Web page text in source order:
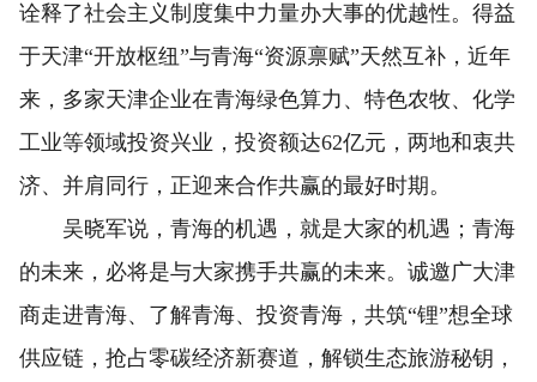
诠释了社会主义制度集中力量办大事的优越性。得益
于天津“开放枢纽”与青海“资源禀赋”天然互补，近年
来，多家天津企业在青海绿色算力、特色农牧、化学
工业等领域投资兴业，投资额达62亿元，两地和衷共
济、并肩同行，正迎来合作共赢的最好时期。
吴晓军说，青海的机遇，就是大家的机遇；青海
的未来，必将是与大家携手共赢的未来。诚邀广大津
商走进青海、了解青海、投资青海，共筑“锂”想全球
供应链，抢占零碳经济新赛道，解锁生态旅游秘钥，